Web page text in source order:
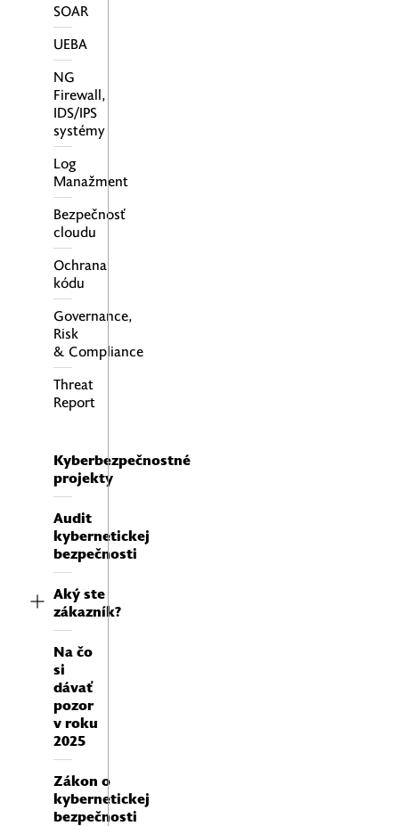
SOAR
UEBA
NG
Firewall,
IDS/IPS
systémy
Log
Manažment
Bezpečnosť
cloudu
Ochrana
kódu
Governance,
Risk
& Compliance
Threat
Report
Kyberbezpečnostné
projekty
Audit
kybernetickej
bezpečnosti
Aký ste
zákazník?
Na čo
si
dávať
pozor
v roku
2025
Zákon o
kybernetickej
bezpečnosti